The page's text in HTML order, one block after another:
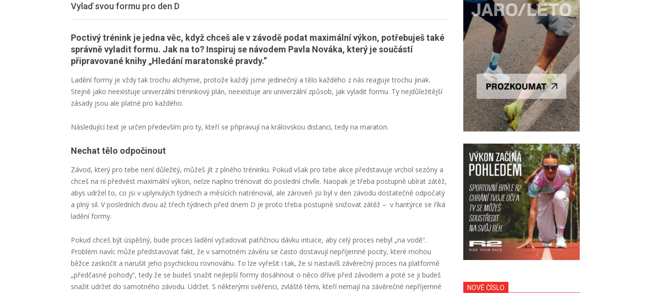
Vylaď svou formu pro den D
Poctivý trénink je jedna věc, když chceš ale v závodě podat maximální výkon, potřebuješ také
správně vyladit formu. Jak na to? Inspiruj se návodem Pavla Nováka, který je součástí
připravované knihy „Hledání maratonské pravdy.“
Ladění formy je vždy tak trochu alchymie, protože každý jsme jedinečný a tělo každého z nás reaguje trochu jinak.
Stejně jako neexistuje univerzální tréninkový plán, neexistuje ani univerzální způsob, jak vyladit formu. Ty nejdůležitější
zásady jsou ale platné pro každého.
Následující text je určen především pro ty, kteří se připravují na královskou distanci, tedy na maraton.
Nechat tělo odpočinout
Závod, který pro tebe není důležitý, můžeš jít z plného tréninku. Pokud však pro tebe akce představuje vrchol sezóny a
chceš na ní předvést maximální výkon, nelze naplno trénovat do poslední chvíle. Naopak je třeba postupně ubírat zátěž,
abys udržel to, co jsi v uplynulých týdnech a měsících natrénoval, ale zároveň jsi byl v den závodu dostatečně odpočatý
a plný sil. V posledních dvou až třech týdnech před dnem D je proto třeba postupně snižovat zátěž – v hantýrce se říká
ladění formy.
Pokud chceš být úspěšný, bude proces ladění vyžadovat patřičnou dávku intuice, aby celý proces nebyl „na vodě“.
Problém navíc může představovat fakt, že v samotném závěru se často dostavují nepříjemné pocity, které mohou
běžce zaskočit a narušit jeho psychickou rovnováhu. To lze vyřešit i tak, že si nastavíš závěrečný proces na platformě
„předčasné pohody“, tedy že se budeš snažit nejlepší formy dosáhnout o něco dříve před závodem a poté se ji budeš
snažit udržet do samotného závodu. Udržet. S některými svěřenci, zvláště těmi, kteří nemají na závěrečné nepříjemné
NOVÉ ČÍSLO